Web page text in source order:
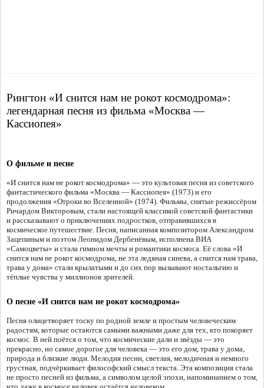
Рингтон «И снится нам не рокот космодрома»:
легендарная песня из фильма «Москва —
Кассиопея»
О фильме и песне
«И снится нам не рокот космодрома» — это культовая песня из советского
фантастического фильма «Москва — Кассиопея» (1973) и его
продолжения «Отроки во Вселенной» (1974). Фильмы, снятые режиссёром
Ричардом Викторовым, стали настоящей классикой советской фантастики
и рассказывают о приключениях подростков, отправившихся в
космическое путешествие. Песня, написанная композитором Александром
Зацепиным и поэтом Леонидом Дербенёвым, исполнена ВИА
«Самоцветы» и стала гимном мечты и романтики космоса. Её слова «И
снится нам не рокот космодрома, не эта ледяная синева, а снится нам трава,
трава у дома» стали крылатыми и до сих пор вызывают ностальгию и
тёплые чувства у миллионов зрителей.
О песне «И снится нам не рокот космодрома»
Песня олицетворяет тоску по родной земле и простым человеческим
радостям, которые остаются самыми важными даже для тех, кто покоряет
космос. В ней поётся о том, что космические дали и звёзды — это
прекрасно, но самое дорогое для человека — это его дом, трава у дома,
природа и близкие люди. Мелодия песни, светлая, мелодичная и немного
грустная, подчёркивает философский смысл текста. Эта композиция стала
не просто песней из фильма, а символом целой эпохи, напоминанием о том,